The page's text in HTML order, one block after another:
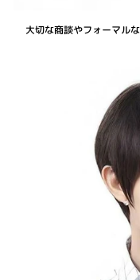
大切な商談やフォーマル